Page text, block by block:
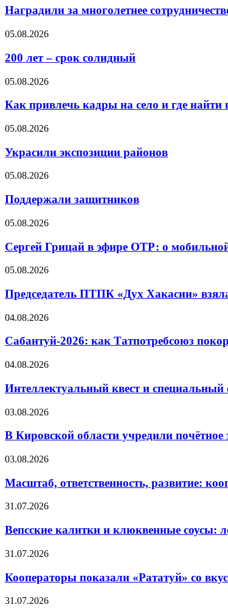
Наградили за многолетнее
05.08.2026
200 лет – срок солидный
05.08.2026
Как привлечь кадры на село и где найти
05.08.2026
Украсили экспозиции районов
05.08.2026
Поддержали защитников
05.08.2026
Сергей Грицай в эфире ОТР: о
05.08.2026
Председатель ПТПК «Дух Хакасии»
04.08.2026
Сабантуй-2026: как Татпотребсоюз
04.08.2026
Интеллектуальный квест и
03.08.2026
В Кировской области учредили
03.08.2026
Масштаб, ответственность, развитие:
31.07.2026
Вепсские калитки и клюквенные соусы:
31.07.2026
Кооператоры показали «Рататуй» со
31.07.2026